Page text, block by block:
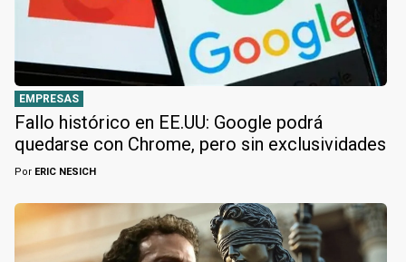
EMPRESAS
Fallo histórico en EE.UU: Google podrá
quedarse con Chrome, pero sin exclusividades
Por ERIC NESICH